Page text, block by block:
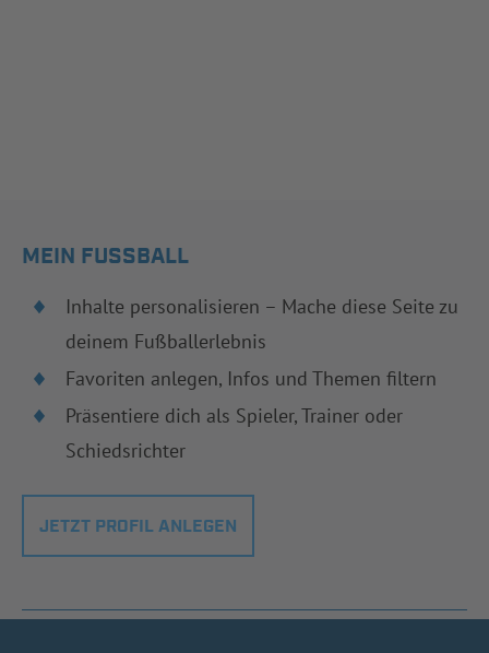
MEIN FUSSBALL
Inhalte personalisieren – Mache diese Seite zu
deinem Fußballerlebnis
Favoriten anlegen, Infos und Themen filtern
Präsentiere dich als Spieler, Trainer oder
Schiedsrichter
JETZT PROFIL ANLEGEN